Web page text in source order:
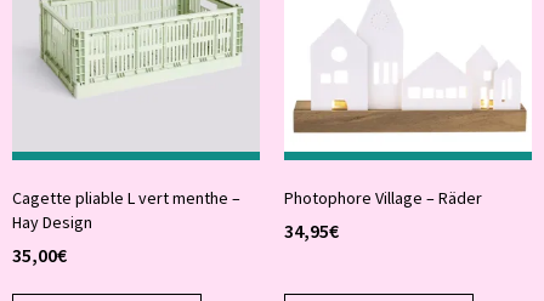
Cagette pliable L vert menthe –
Hay Design
35,00€
Photophore Village – Räder
34,95€